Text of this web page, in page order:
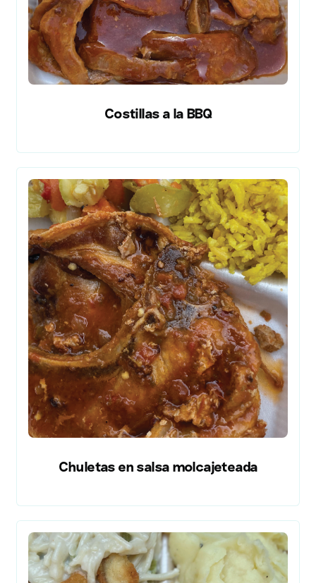
Costillas a la BBQ
Chuletas en salsa molcajeteada